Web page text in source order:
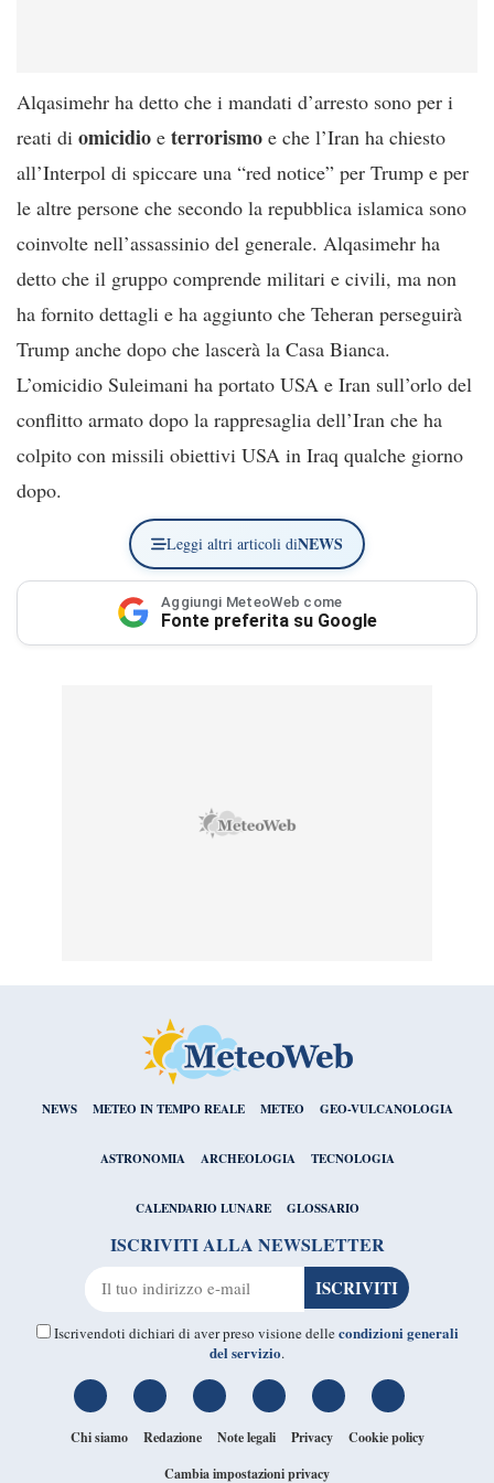
Alqasimehr ha detto che i mandati d’arresto sono per i
reati di omicidio e terrorismo e che l’Iran ha chiesto
all’Interpol di spiccare una “red notice” per Trump e per
le altre persone che secondo la repubblica islamica sono
coinvolte nell’assassinio del generale. Alqasimehr ha
detto che il gruppo comprende militari e civili, ma non
ha fornito dettagli e ha aggiunto che Teheran perseguirà
Trump anche dopo che lascerà la Casa Bianca.
L’omicidio Suleimani ha portato USA e Iran sull’orlo del
conflitto armato dopo la rappresaglia dell’Iran che ha
colpito con missili obiettivi USA in Iraq qualche giorno
dopo.
Leggi altri articoli diNEWS
Aggiungi MeteoWeb come
Fonte preferita su Google
NEWS METEO IN TEMPO REALE METEO GEO-VULCANOLOGIA
ASTRONOMIA ARCHEOLOGIA TECNOLOGIA
CALENDARIO LUNARE GLOSSARIO
ISCRIVITI ALLA NEWSLETTER
Iscrivendoti dichiari di aver preso visione dellecondizioni generali
del servizio.
Chi siamo Redazione Note legali Privacy
Cookie policy
Cambia impostazioni privacy